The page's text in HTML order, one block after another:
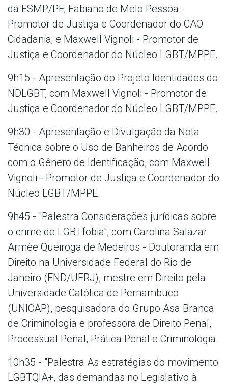
da ESMP/PE; Fabiano de Melo Pessoa -
Promotor de Justiça e Coordenador do CAO
Cidadania; e Maxwell Vignoli - Promotor de
Justiça e Coordenador do Núcleo LGBT/MPPE.
9h15 - Apresentação do Projeto Identidades do
NDLGBT, com Maxwell Vignoli - Promotor de
Justiça e Coordenador do Núcleo LGBT/MPPE.
9h30 - Apresentação e Divulgação da Nota
Técnica sobre o Uso de Banheiros de Acordo
com o Gênero de Identificação, com Maxwell
Vignoli - Promotor de Justiça e Coordenador do
Núcleo LGBT/MPPE.
9h45 - "Palestra Considerações jurídicas sobre
o crime de LGBTfobia", com Carolina Salazar
Armèe Queiroga de Medeiros - Doutoranda em
Direito na Universidade Federal do Rio de
Janeiro (FND/UFRJ), mestre em Direito pela
Universidade Católica de Pernambuco
(UNICAP), pesquisadora do Grupo Asa Branca
de Criminologia e professora de Direito Penal,
Processual Penal, Prática Penal e Criminologia.
10h35 - "Palestra As estratégias do movimento
LGBTQIA+, das demandas no Legislativo à